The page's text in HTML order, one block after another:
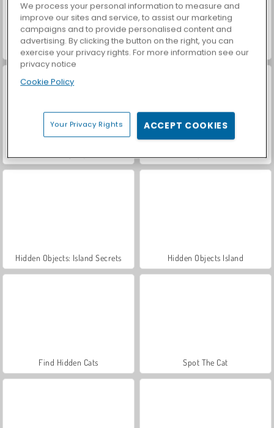
Let's Fish! Casino World
Hidden Objects: Island Secrets Hidden Objects Island
Find Hidden Cats Spot The Cat
We process your personal information to measure and
improve our sites and service, to assist our marketing
campaigns and to provide personalised content and
advertising. By clicking the button on the right, you can
exercise your privacy rights. For more information see our
privacy notice
Cookie Policy
Your Privacy Rights ACCEPT COOKIES